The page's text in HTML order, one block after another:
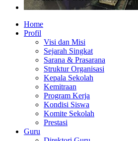
Home
Profil
Visi dan Misi
Sejarah Singkat
Sarana & Prasarana
Struktur Organisasi
Kepala Sekolah
Kemitraan
Program Kerja
Kondisi Siswa
Komite Sekolah
Prestasi
Guru